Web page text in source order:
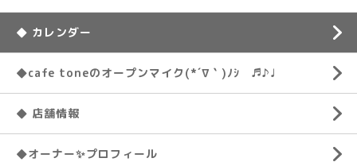
◆ カレンダー
◆cafe toneのオープンマイク(*´∇｀)ﾉｼ ♬♪♩
◆ 店舗情報
◆オーナー✨プロフィール